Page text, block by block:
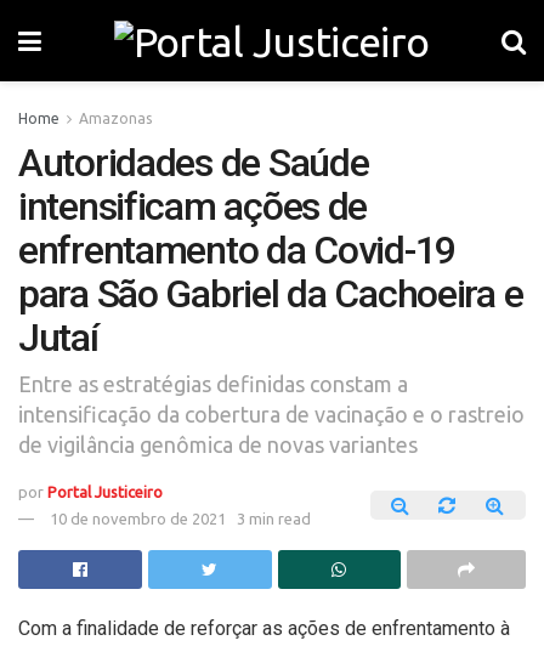
Home Amazonas
Autoridades de Saúde
intensificam ações de
enfrentamento da Covid-19
para São Gabriel da Cachoeira e
Jutaí
Entre as estratégias definidas constam a
intensificação da cobertura de vacinação e o rastreio
de vigilância genômica de novas variantes
por Portal Justiceiro
10 de novembro de 2021
3 min read
Com a finalidade de reforçar as ações de enfrentamento à